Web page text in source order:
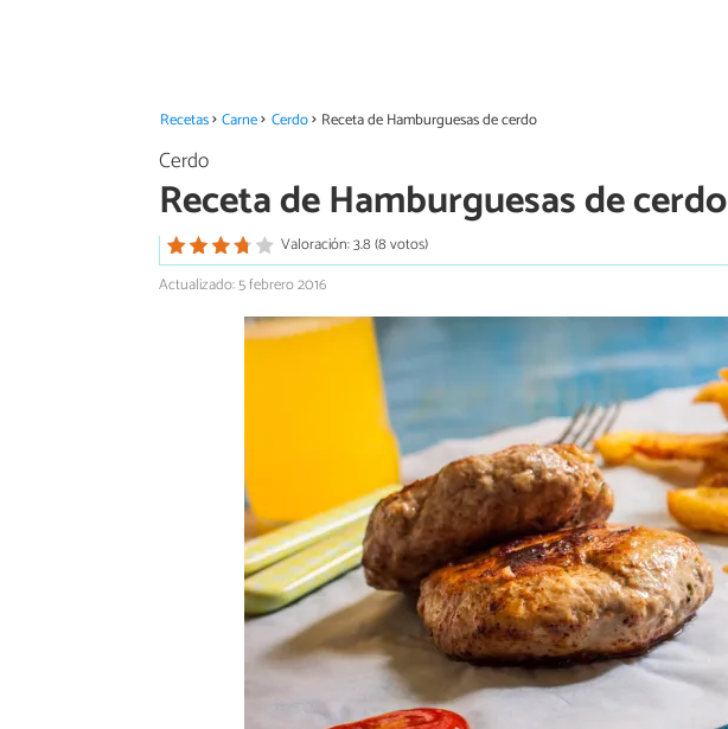
Recetas Carne Cerdo Receta de Hamburguesas de cerdo
Cerdo
Receta de Hamburguesas de cerdo
Valoración: 3.8 (8 votos)
Actualizado: 5 febrero 2016